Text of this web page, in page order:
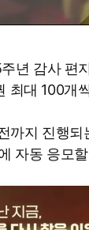
년 감사 편
최대 100개
까지 진행
자동 응모